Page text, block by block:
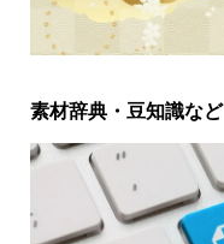
素材辞典・豆知識など